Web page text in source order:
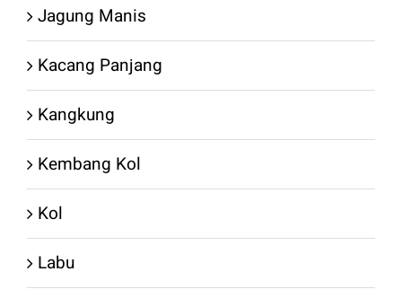
Jagung Manis
Kacang Panjang
Kangkung
Kembang Kol
Kol
Labu